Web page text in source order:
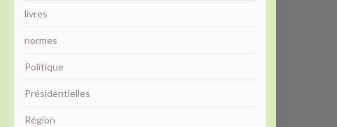
livres
normes
Politique
Présidentielles
Région